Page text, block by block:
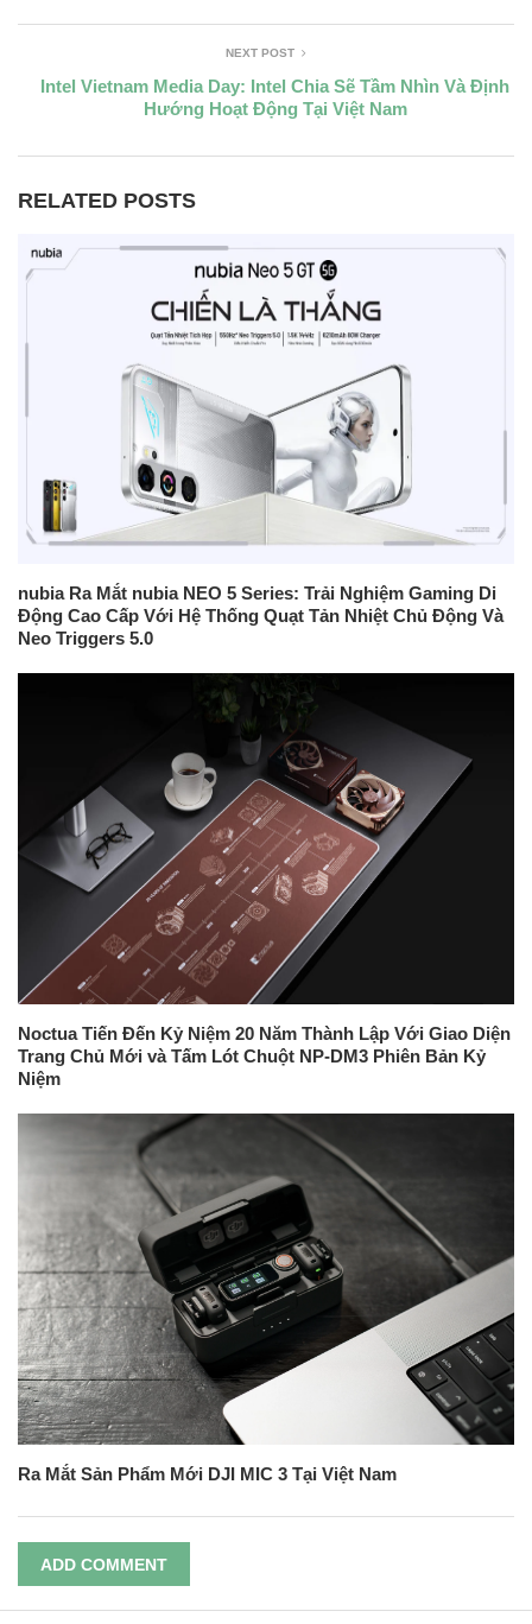
NEXT POST
Intel Vietnam Media Day: Intel Chia Sẽ Tầm Nhìn Và Định
Hướng Hoạt Động Tại Việt Nam
RELATED POSTS
nubia Ra Mắt nubia NEO 5 Series: Trải Nghiệm Gaming Di
Động Cao Cấp Với Hệ Thống Quạt Tản Nhiệt Chủ Động Và
Neo Triggers 5.0
Noctua Tiến Đến Kỷ Niệm 20 Năm Thành Lập Với Giao Diện
Trang Chủ Mới và Tấm Lót Chuột NP-DM3 Phiên Bản Kỷ
Niệm
Ra Mắt Sản Phẩm Mới DJI MIC 3 Tại Việt Nam
ADD COMMENT